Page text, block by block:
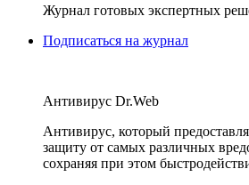
Журнал готовых экспертных
Подписаться на журнал
Антивирус Dr.Web
Антивирус, который
защиту от самых различных
сохраняя при этом